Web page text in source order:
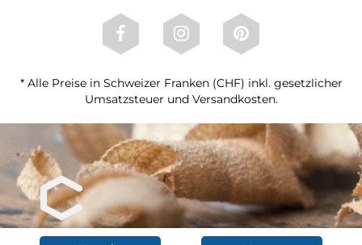
* Alle Preise in Schweizer Franken (CHF) inkl. gesetzlicher
Umsatzsteuer und Versandkosten.